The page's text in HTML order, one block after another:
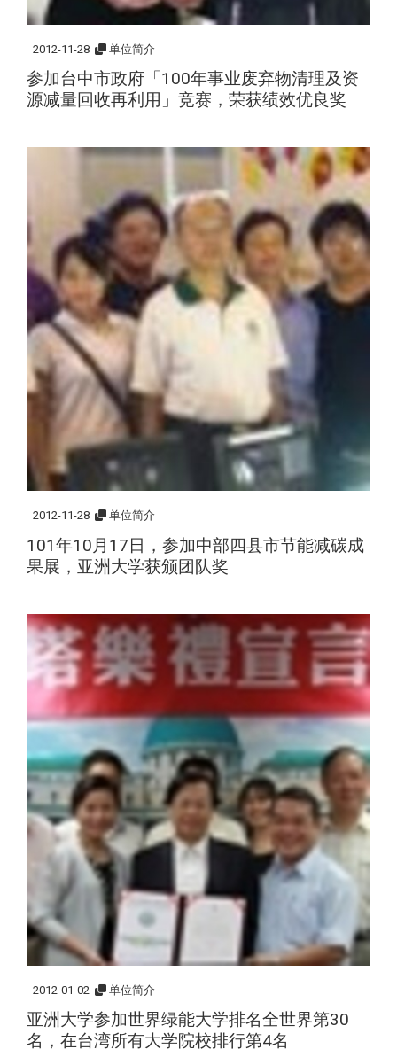
2012-11-28 单位简介
参加台中市政府「100年事业废弃物清理及资
源减量回收再利用」竞赛，荣获绩效优良奖
2012-11-28 单位简介
101年10月17日，参加中部四县市节能减碳成
果展，亚洲大学获颁团队奖
2012-01-02 单位简介
亚洲大学参加世界绿能大学排名全世界第30
名，在台湾所有大学院校排行第4名